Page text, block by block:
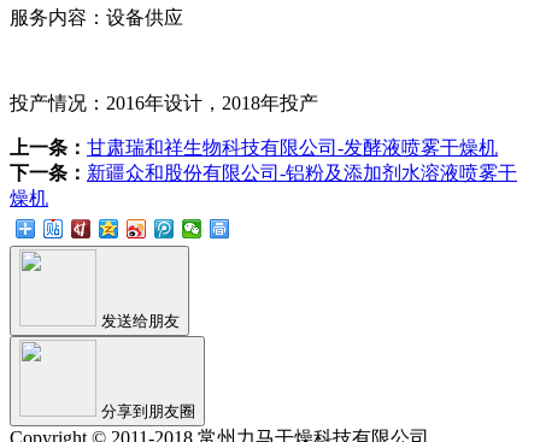
服务内容：设备供应
投产情况：2016年设计，2018年投产
上一条： 甘肃瑞和祥生物科技有限公司-发酵液喷雾干燥机
下一条： 新疆众和股份有限公司-铝粉及添加剂水溶液喷雾干
燥机
发送给朋友
分享到朋友圈